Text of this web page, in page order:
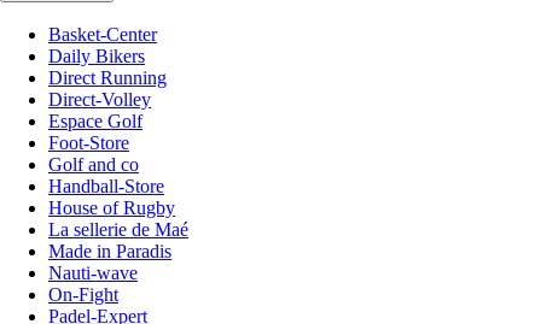
Basket-Center
Daily Bikers
Direct Running
Direct-Volley
Espace Golf
Foot-Store
Golf and co
Handball-Store
House of Rugby
La sellerie de Maé
Made in Paradis
Nauti-wave
On-Fight
Padel-Expert